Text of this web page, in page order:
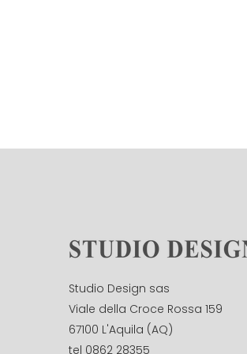
Studio Design sas
Viale della Croce Rossa 159
67100 L'Aquila (AQ)
tel 0862 28355